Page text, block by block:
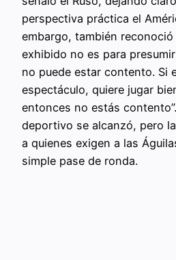
perspectiva práctica el
embargo, también reconoció
exhibido no es para
no puede estar contento. Si
espectáculo, quiere jugar
entonces no estás
deportivo se alcanzó, pero
a quienes exigen a las
simple pase de ronda.